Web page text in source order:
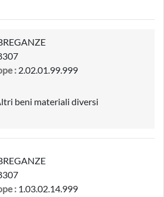
: 2.02.01.99.999
beni materiali diversi
: 1.03.02.14.999